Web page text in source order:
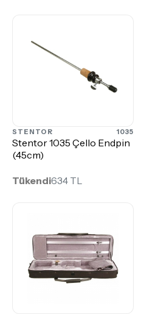
STENTOR 1035
Stentor 1035 Çello Endpin
(45cm)
Tükendi634 TL